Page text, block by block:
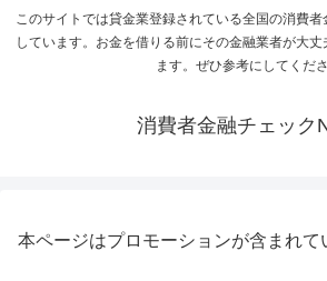
このサイトでは貸金業登録されている全国の消費
しています。お金を借りる前にその金融業者が大
ます。ぜひ参考にしてくだ
消費者金融チェック
本ページはプロモーションが含まれて